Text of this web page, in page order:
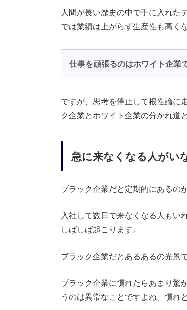
人間が長い歴史の中で手に入れた
では業績は上がらず生産性も高く
仕事を頑張るのはホワイト企業
ですが、思考を停止して根性論に
ク企業とホワイト企業の分かれ道
急に来なくなる人がい
ブラック企業だと定期的にあるの
入社して数日で来なくなる人もい
しばしば起こります。
ブラック企業だとあるあるの光景
ブラック企業に慣れたらあまり驚
うのは異常なことですよね。慣れ